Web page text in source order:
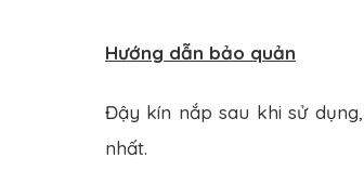
Hướng dẫn bảo quản
Đậy kín nắp sau khi sử
nhất.